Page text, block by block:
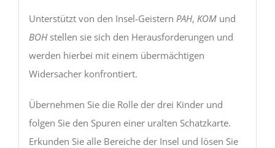
Unterstützt von den Insel-Geistern PAH, KOMund
BOHstellen sie sich den Herausforderungen und
werden hierbei mit einem übermächtigen
Widersacher konfrontiert.
Übernehmen Sie die Rolle der drei Kinder und
folgen Sie den Spuren einer uralten Schatzkarte.
Erkunden Sie alle Bereiche der Insel und lösen Sie